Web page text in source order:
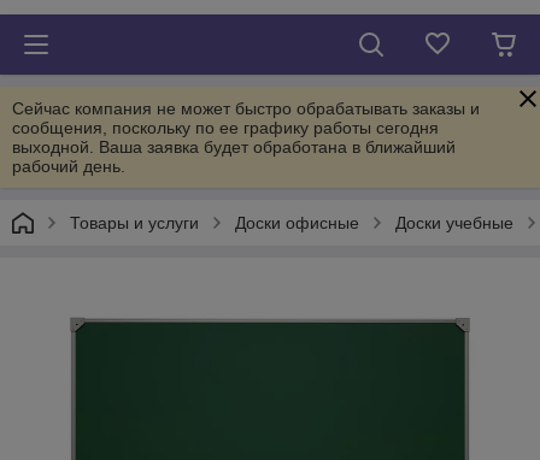
Сейчас компания не может быстро обрабатывать заказы и
сообщения, поскольку по ее графику работы сегодня
выходной. Ваша заявка будет обработана в ближайший
рабочий день.
Товары и услуги Доски офисные Доски учебные